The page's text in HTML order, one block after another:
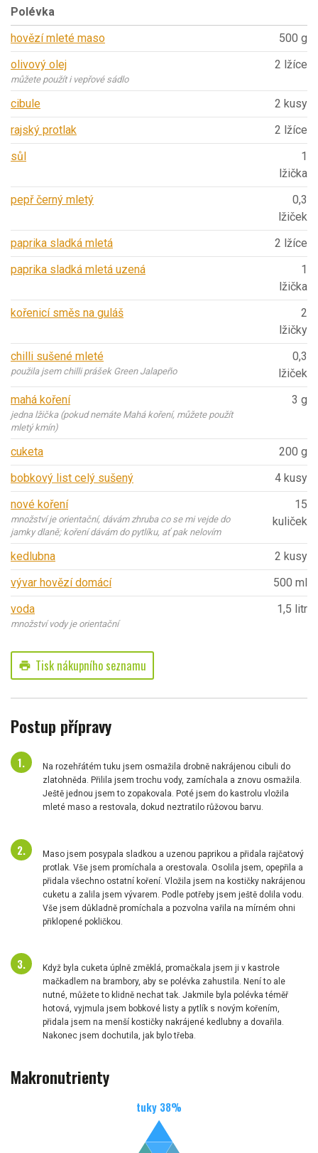
Polévka
hovězí mleté maso
500 g
olivový olej
můžete použít i vepřové sádlo
2 lžíce
cibule
2 kusy
rajský protlak
2 lžíce
sůl
1
lžička
pepř černý mletý
0,3
lžiček
paprika sladká mletá
2 lžíce
paprika sladká mletá uzená
1
lžička
kořenicí směs na guláš
2
lžičky
chilli sušené mleté
použila jsem chilli prášek Green Jalapeño
0,3
lžiček
mahá koření
jedna lžička (pokud nemáte Mahá koření, můžete použít
mletý kmín)
3 g
cuketa
200 g
bobkový list celý sušený
4 kusy
nové koření
množství je orientační, dávám zhruba co se mi vejde do
jamky dlaně; koření dávám do pytlíku, ať pak nelovím
15
kuliček
kedlubna
2 kusy
vývar hovězí domácí
500 ml
voda
množství vody je orientační
1,5 litr
print Tisk nákupního seznamu
Postup přípravy
Na rozehřátém tuku jsem osmažila drobně nakrájenou cibuli do
zlatohněda. Přilila jsem trochu vody, zamíchala a znovu osmažila.
Ještě jednou jsem to zopakovala. Poté jsem do kastrolu vložila
mleté maso a restovala, dokud neztratilo růžovou barvu.
Maso jsem posypala sladkou a uzenou paprikou a přidala rajčatový
protlak. Vše jsem promíchala a orestovala. Osolila jsem, opepřila a
přidala všechno ostatní koření. Vložila jsem na kostičky nakrájenou
cuketu a zalila jsem vývarem. Podle potřeby jsem ještě dolila vodu.
Vše jsem důkladně promíchala a pozvolna vařila na mírném ohni
přiklopené pokličkou.
Když byla cuketa úplně změklá, promačkala jsem ji v kastrole
mačkadlem na brambory, aby se polévka zahustila. Není to ale
nutné, můžete to klidně nechat tak. Jakmile byla polévka téměř
hotová, vyjmula jsem bobkové listy a pytlík s novým kořením,
přidala jsem na menší kostičky nakrájené kedlubny a dovařila.
Nakonec jsem dochutila, jak bylo třeba.
Makronutrienty
tuky 38%